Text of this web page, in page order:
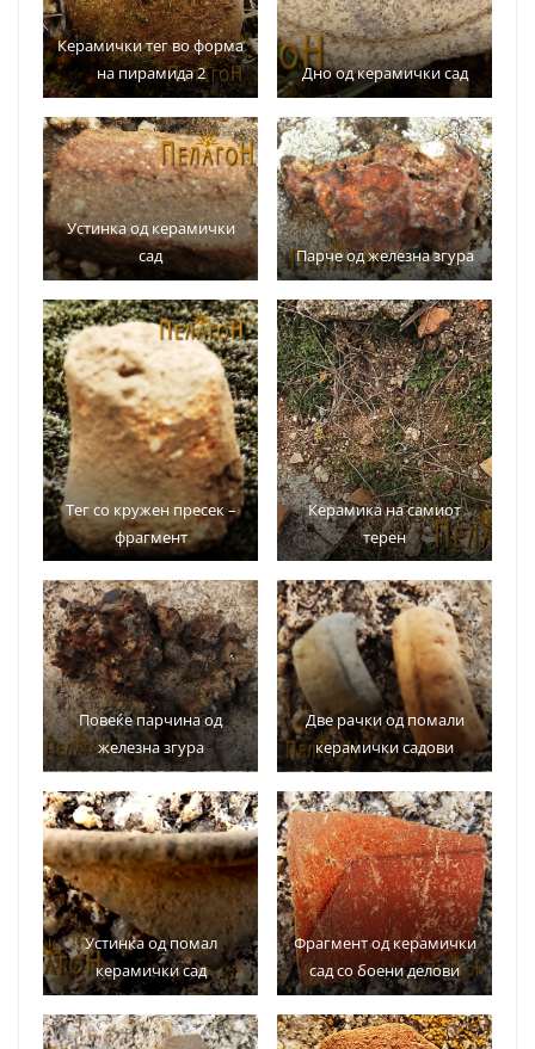
Керамички тег во форма
на пирамида 2
Дно од керамички сад
Устинка од керамички
сад
Парче од железна згура
Тег со кружен пресек –
фрагмент
Керамика на самиот
терен
Повеќе парчина од
железна згура
Две рачки од помали
керамички садови
Устинка од помал
керамички сад
Фрагмент од керамички
сад со боени делови